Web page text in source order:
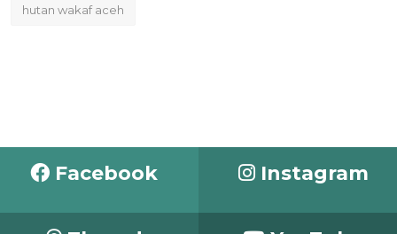
hutan wakaf aceh
Facebook Instagram